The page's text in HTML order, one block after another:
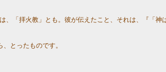
「拝火教」とも。彼が伝えたこと、それは、『「神
とったものです。